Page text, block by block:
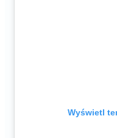
Wyświetl